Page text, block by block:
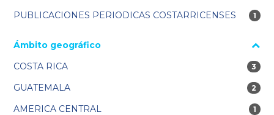
PUBLICACIONES PERIODICAS COSTARRICENSES 1
1
Ámbito geográfico
COSTA RICA
3
3
GUATEMALA 2
2
AMERICA CENTRAL 1
1